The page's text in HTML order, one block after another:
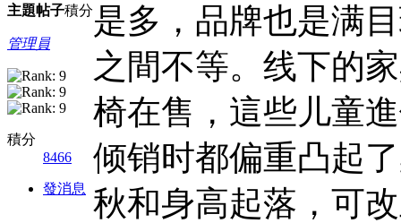
主題帖子積分
管理員
積分
8466
發消息
是多，品牌也是满
之間不等。线下的
椅在售，這些儿童
倾销时都偏重凸起
秋和身高起落，可